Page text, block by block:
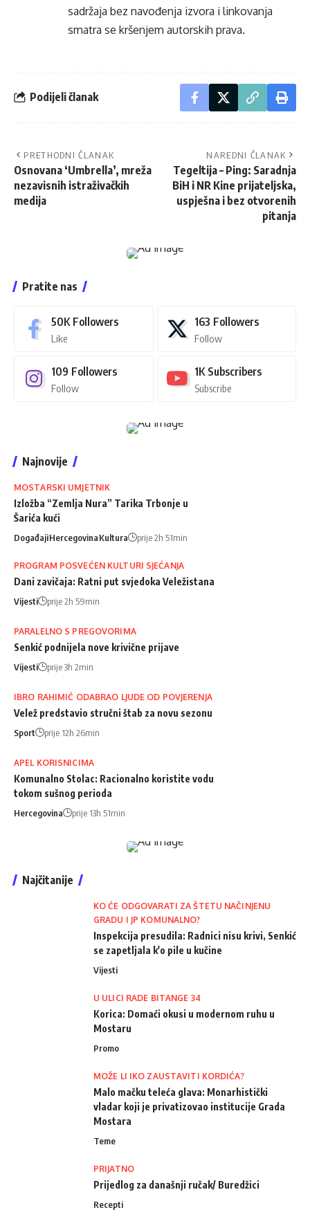
sadržaja bez navođenja izvora i linkovanja
smatra se kršenjem autorskih prava.
Podijeli članak
PRETHODNI ČLANAK
Osnovana ‘Umbrella’, mreža
nezavisnih istraživačkih
medija
NAREDNI ČLANAK
Tegeltija – Ping: Saradnja
BiH i NR Kine prijateljska,
uspješna i bez otvorenih
pitanja
Pratite nas
50K Followers
Like
163 Followers
Follow
109 Followers
Follow
1K Subscribers
Subscribe
Najnovije
MOSTARSKI UMJETNIK
Izložba “Zemlja Nura” Tarika Trbonje u
Šarića kući
DogađajiHercegovinaKultura prije 2h 51min
PROGRAM POSVEĆEN KULTURI SJEĆANJA
Dani zavičaja: Ratni put svjedoka Veležistana
Vijesti prije 2h 59min
PARALELNO S PREGOVORIMA
Senkić podnijela nove krivične prijave
Vijesti prije 3h 2min
IBRO RAHIMIĆ ODABRAO LJUDE OD POVJERENJA
Velež predstavio stručni štab za novu sezonu
Sport prije 12h 26min
APEL KORISNICIMA
Komunalno Stolac: Racionalno koristite vodu
tokom sušnog perioda
Hercegovina prije 13h 51min
Najčitanije
KO ĆE ODGOVARATI ZA ŠTETU NAČINJENU
GRADU I JP KOMUNALNO?
Inspekcija presudila: Radnici nisu krivi, Senkić
se zapetljala k'o pile u kučine
Vijesti
U ULICI RADE BITANGE 34
Korica: Domaći okusi u modernom ruhu u
Mostaru
Promo
MOŽE LI IKO ZAUSTAVITI KORDIĆA?
Malo mačku teleća glava: Monarhistički
vladar koji je privatizovao institucije Grada
Mostara
Teme
PRIJATNO
Prijedlog za današnji ručak/ Buredžici
Recepti